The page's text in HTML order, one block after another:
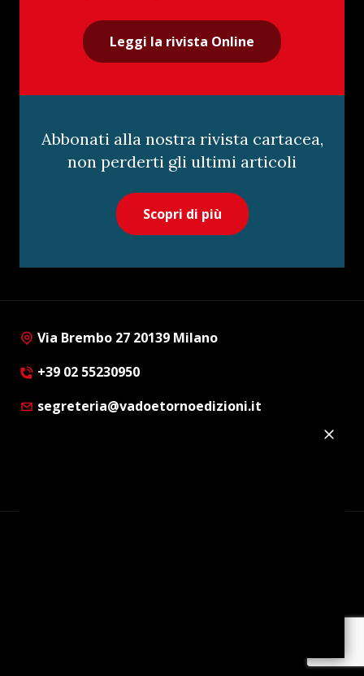
Leggi la rivista Online
Abbonati alla nostra rivista cartacea,
non perderti gli ultimi articoli
Scopri di più
Via Brembo 27 20139 Milano
+39 02 55230950
segreteria@vadoetornoedizioni.it